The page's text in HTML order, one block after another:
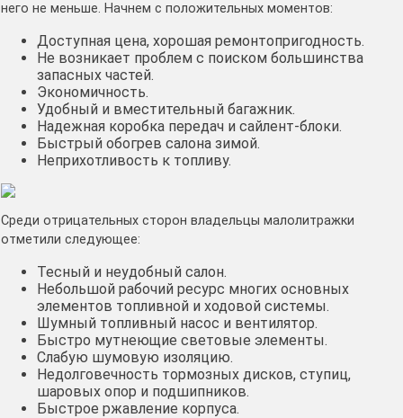
него не меньше. Начнем с положительных моментов:
Доступная цена, хорошая ремонтопригодность.
Не возникает проблем с поиском большинства
запасных частей.
Экономичность.
Удобный и вместительный багажник.
Надежная коробка передач и сайлент-блоки.
Быстрый обогрев салона зимой.
Неприхотливость к топливу.
Среди отрицательных сторон владельцы малолитражки
отметили следующее:
Тесный и неудобный салон.
Небольшой рабочий ресурс многих основных
элементов топливной и ходовой системы.
Шумный топливный насос и вентилятор.
Быстро мутнеющие световые элементы.
Слабую шумовую изоляцию.
Недолговечность тормозных дисков, ступиц,
шаровых опор и подшипников.
Быстрое ржавление корпуса.